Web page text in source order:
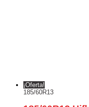
¡Oferta!
185/60R13